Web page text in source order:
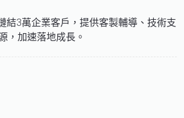
結3萬企業客戶，提供客製輔導、技術支
，加速落地成長。